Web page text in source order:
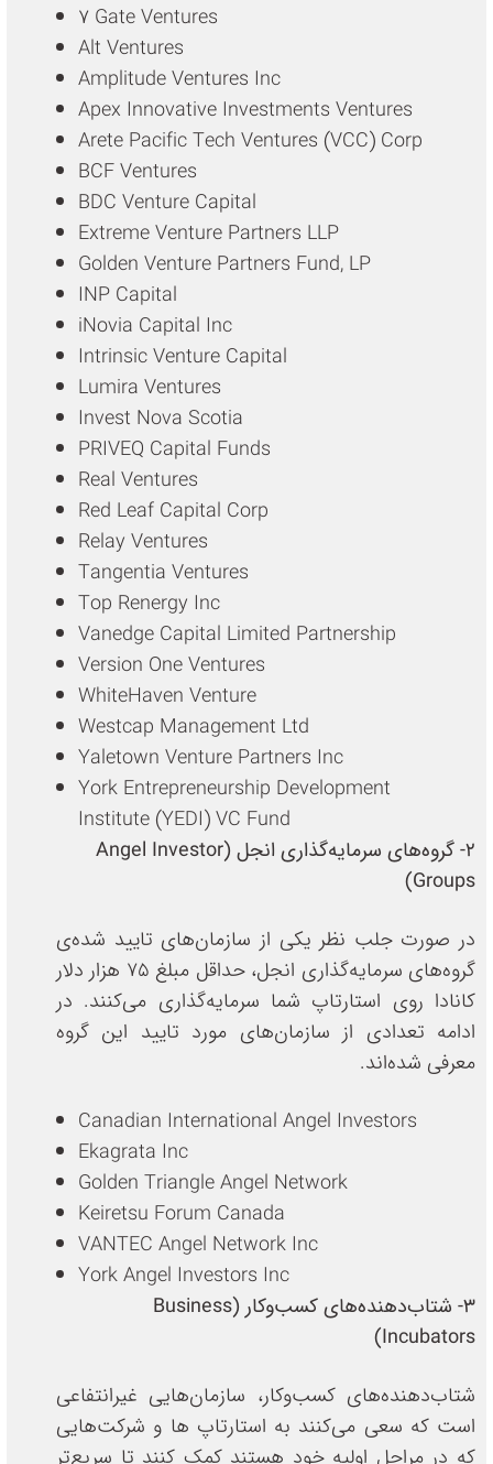
7 Gate Ventures
Alt Ventures
Amplitude Ventures Inc
Apex Innovative Investments Ventures
Arete Pacific Tech Ventures (VCC) Corp
BCF Ventures
BDC Venture Capital
Extreme Venture Partners LLP
Golden Venture Partners Fund, LP
INP Capital
iNovia Capital Inc
Intrinsic Venture Capital
Lumira Ventures
Invest Nova Scotia
PRIVEQ Capital Funds
Real Ventures
Red Leaf Capital Corp
Relay Ventures
Tangentia Ventures
Top Renergy Inc
Vanedge Capital Limited Partnership
Version One Ventures
WhiteHaven Venture
Westcap Management Ltd
Yaletown Venture Partners Inc
York Entrepreneurship Development
Institute (YEDI) VC Fund
2- گروه‌های سرمایه‌گذاری انجل (Angel Investor
Groups)
در صورت جلب نظر یکی از سازمان‌های تایید شده‌ی
گروه‌های سرمایه‌گذاری انجل، حداقل مبلغ 75 هزار دلار
کانادا روی استارتاپ شما سرمایه‌گذاری می‌کنند. در
ادامه تعدادی از سازمان‌های مورد تایید این گروه
معرفی شده‌اند.
Canadian International Angel Investors
Ekagrata Inc
Golden Triangle Angel Network
Keiretsu Forum Canada
VANTEC Angel Network Inc
York Angel Investors Inc
3- شتاب‌دهنده‌های کسب‌وکار (Business
Incubators)
شتاب‌دهنده‌های کسب‌وکار، سازمان‌هایی غیرانتفاعی
است که سعی می‌کنند به استارتاپ ها و شرکت‌هایی